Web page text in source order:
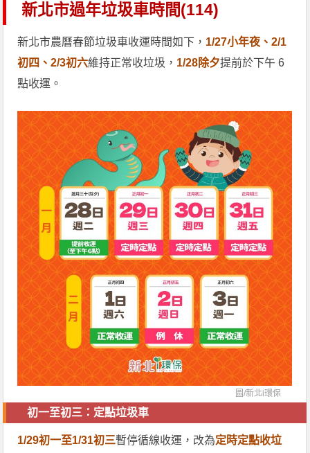
新北市過年垃圾車時間(114)
新北市農曆春節垃圾車收運時間如下， 1/27小年夜、2/1
初四、2/3初六維持正常收垃圾， 1/28除夕提前於下午 6
點收運。
圖/新北i環保
初一至初三：定點垃圾車
1/29初一至1/31初三暫停循線收運，改為定時定點收垃